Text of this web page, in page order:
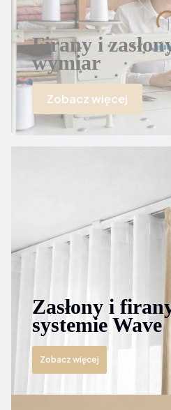
Firany i
wymiar
Zobacz więcej
Zasłony i
systemie Wave
Zobacz więcej